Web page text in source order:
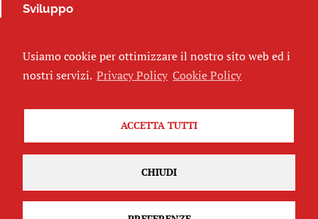
Sviluppo
Seguici
Iscriviti alla newsletter
Usiamo cookie per ottimizzare il nostro sito web ed i
nostri servizi. Privacy Policy Cookie Policy
ACCETTA TUTTI
CHIUDI